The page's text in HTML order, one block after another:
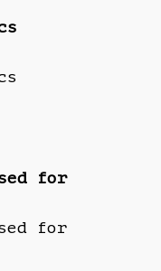
for
for